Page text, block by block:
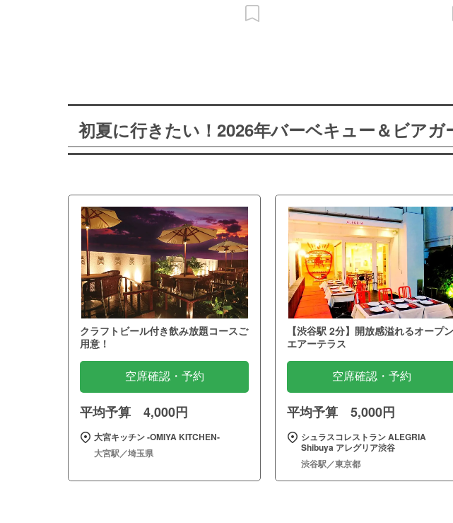
初夏に行きたい！2026年バーベキュー＆ビアガ
クラフトビール付き飲み放題コースご
用意！
空席確認・予約
平均予算 4,000円
大宮キッチン ‐OMIYA KITCHEN‐
大宮駅／埼玉県
【渋谷駅 2分】開放感溢れるオープン
エアーテラス
空席確認・予約
平均予算 5,000円
シュラスコレストラン ALEGRIA
Shibuya アレグリア渋谷
渋谷駅／東京都